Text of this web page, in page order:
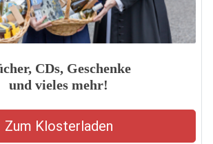
CDs, Geschenke
und vieles mehr!
Zum Klosterladen